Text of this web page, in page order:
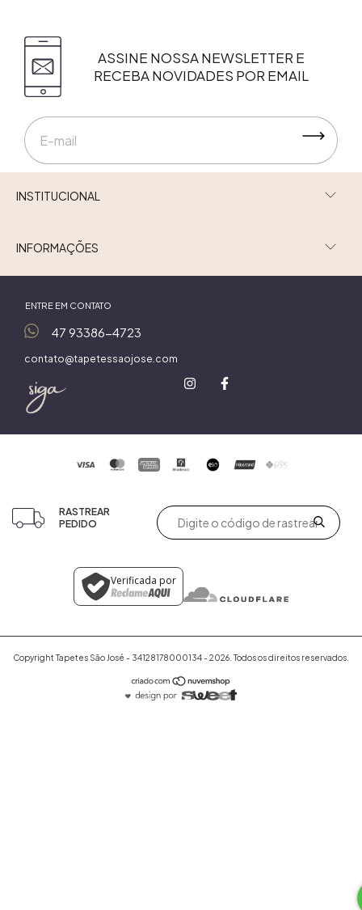
ASSINE NOSSA NEWSLETTER E
RECEBA NOVIDADES POR EMAIL
INSTITUCIONAL
INFORMAÇÕES
ENTRE EM CONTATO
47 93386-4723
contato@tapetessaojose.com
RASTREAR
PEDIDO
Verificada por
Copyright Tapetes São José - 34128178000134 - 2026. Todos os direitos reservados.